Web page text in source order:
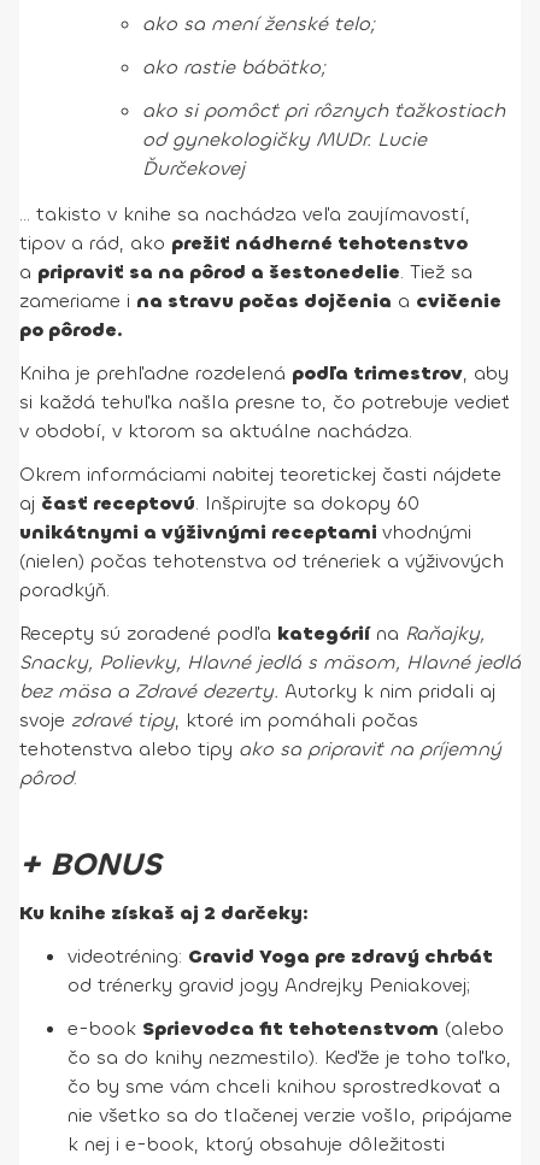
ako sa mení ženské telo;
ako rastie bábätko;
ako si pomôcť pri rôznych ťažkostiach
od gynekologičky MUDr. Lucie
Ďurčekovej
… takisto v knihe sa nachádza veľa zaujímavostí,
tipov a rád, ako prežiť nádherné tehotenstvo
a pripraviť sa na pôrod a šestonedelie. Tiež sa
zameriame i na stravu počas dojčenia a cvičenie
po pôrode.
Kniha je prehľadne rozdelená podľa trimestrov, aby
si každá tehuľka našla presne to, čo potrebuje vedieť
v období, v ktorom sa aktuálne nachádza.
Okrem informáciami nabitej teoretickej časti nájdete
aj časť receptovú. Inšpirujte sa dokopy 60
unikátnymi a výživnými receptami vhodnými
(nielen) počas tehotenstva od tréneriek a výživových
poradkýň.
Recepty sú zoradené podľa kategóriína Raňajky,
Snacky, Polievky, Hlavné jedlá s mäsom, Hlavné jedlá
bez mäsa a Zdravé dezerty. Autorky k nim pridali aj
svoje zdravé tipy, ktoré im pomáhali počas
tehotenstva alebo tipy ako sa pripraviť na príjemný
pôrod.
+ BONUS
Ku knihe získaš aj 2 darčeky:
videotréning: Gravid Yoga pre zdravý chrbát
od trénerky gravid jogy Andrejky Peniakovej;
e-book Sprievodca fit tehotenstvom (alebo
čo sa do knihy nezmestilo). Keďže je toho toľko,
čo by sme vám chceli knihou sprostredkovať a
nie všetko sa do tlačenej verzie vošlo, pripájame
k nej i e-book, ktorý obsahuje dôležitosti